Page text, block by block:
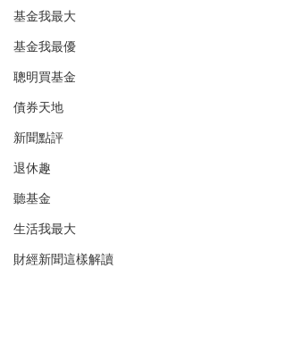
基金我最大
基金我最優
聰明買基金
債券天地
新聞點評
退休趣
聽基金
生活我最大
財經新聞這樣解讀